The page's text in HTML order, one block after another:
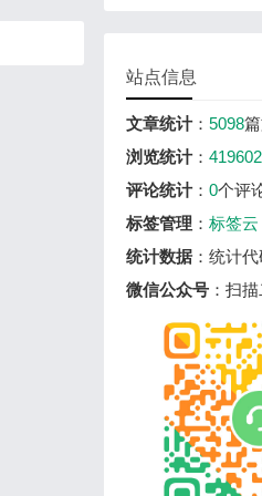
站点信息
文章统计： 5098
浏览统计： 419602
评论统计： 0个评
标签管理 ： 标签云
统计数据 ：统计
微信公众号 ：扫